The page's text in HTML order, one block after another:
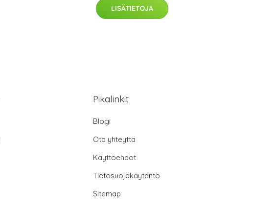
LISÄTIETOJA
Pikalinkit
Blogi
Ota yhteyttä
Käyttöehdot
Tietosuojakäytäntö
Sitemap